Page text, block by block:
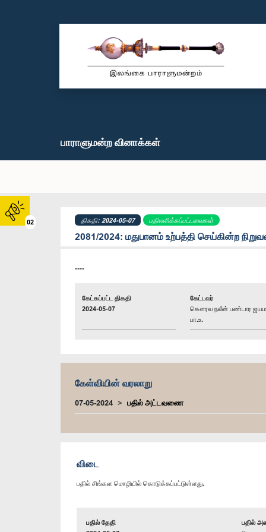
02
பாராளுமன்ற வினாக்கள்
திகதி: 2024-05-07 பதிலளிக்கப்பட்டவைகள்
2081/2024: மதுபானம் உற்பத்தி செய்கின்ற
----
கேட்கப்பட்ட திகதி
2024-05-07
கேட்டவர்
கௌரவ நலீன் பண்டார
பா.உ.
கேள்வியின் வரலாறு
07-05-2024 பதில் அட்டவணை
விடை
பதில் சிங்கள மொழியில் கொடுக்கப்பட்டுள்ளது.
பதில் தேதி
பதில்